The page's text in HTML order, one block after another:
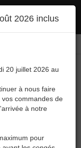
Accepter
2026 inclus
20 juillet 2026 au
à nous faire
commandes de
à notre
pour